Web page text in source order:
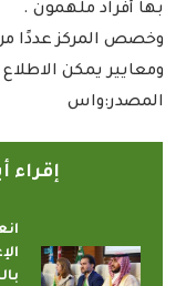
بها أفراد ملهمون .
وخصص المركز عددًا من
ومعايير يمكن
المصدر:واس